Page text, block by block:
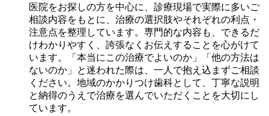
医院をお探しの方を中心に、診療現場で実際に多いご
相談内容をもとに、治療の選択肢やそれぞれの利点・
注意点を整理しています。専門的な内容も、できるだ
けわかりやすく、誇張なくお伝えすることを心がけて
います。「本当にこの治療でよいのか」「他の方法は
ないのか」と迷われた際は、一人で抱え込まずご相談
ください。地域のかかりつけ歯科として、丁寧な説明
と納得のうえで治療を選んでいただくことを大切にし
ています。